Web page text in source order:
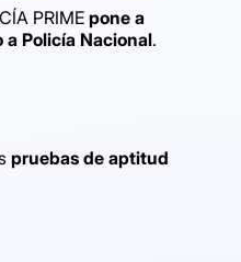
PRIME pone a
a Policía Nacional.
pruebas de aptitud